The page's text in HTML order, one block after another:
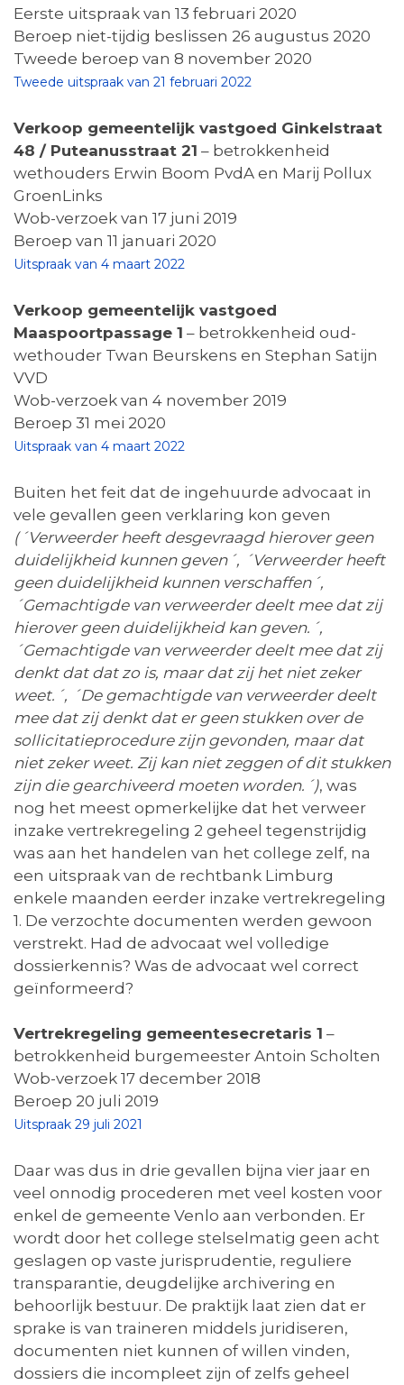
Eerste uitspraak van 13 februari 2020
Beroep niet-tijdig beslissen 26 augustus 2020
Tweede beroep van 8 november 2020
Tweede uitspraak van 21 februari 2022
Verkoop gemeentelijk vastgoed Ginkelstraat
48 / Puteanusstraat 21 – betrokkenheid
wethouders Erwin Boom PvdA en Marij Pollux
GroenLinks
Wob-verzoek van 17 juni 2019
Beroep van 11 januari 2020
Uitspraak van 4 maart 2022
Verkoop gemeentelijk vastgoed
Maaspoortpassage 1 – betrokkenheid oud-
wethouder Twan Beurskens en Stephan Satijn
VVD
Wob-verzoek van 4 november 2019
Beroep 31 mei 2020
Uitspraak van 4 maart 2022
Buiten het feit dat de ingehuurde advocaat in
vele gevallen geen verklaring kon geven
(´Verweerder heeft desgevraagd hierover geen
duidelijkheid kunnen geven´, ´Verweerder heeft
geen duidelijkheid kunnen verschaffen´,
´Gemachtigde van verweerder deelt mee dat zij
hierover geen duidelijkheid kan geven.´,
´Gemachtigde van verweerder deelt mee dat zij
denkt dat dat zo is, maar dat zij het niet zeker
weet.´, ´De gemachtigde van verweerder deelt
mee dat zij denkt dat er geen stukken over de
sollicitatieprocedure zijn gevonden, maar dat
niet zeker weet. Zij kan niet zeggen of dit stukken
zijn die gearchiveerd moeten worden.´), was
nog het meest opmerkelijke dat het verweer
inzake vertrekregeling 2 geheel tegenstrijdig
was aan het handelen van het college zelf, na
een uitspraak van de rechtbank Limburg
enkele maanden eerder inzake vertrekregeling
1. De verzochte documenten werden gewoon
verstrekt. Had de advocaat wel volledige
dossierkennis? Was de advocaat wel correct
geïnformeerd?
Vertrekregeling gemeentesecretaris 1 –
betrokkenheid burgemeester Antoin Scholten
Wob-verzoek 17 december 2018
Beroep 20 juli 2019
Uitspraak 29 juli 2021
Daar was dus in drie gevallen bijna vier jaar en
veel onnodig procederen met veel kosten voor
enkel de gemeente Venlo aan verbonden. Er
wordt door het college stelselmatig geen acht
geslagen op vaste jurisprudentie, reguliere
transparantie, deugdelijke archivering en
behoorlijk bestuur. De praktijk laat zien dat er
sprake is van traineren middels juridiseren,
documenten niet kunnen of willen vinden,
dossiers die incompleet zijn of zelfs geheel